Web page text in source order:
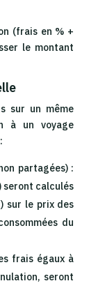
(frais en % +
le montant
sur un même
à un voyage
partagées) :
seront calculés
sur le prix des
du
frais égaux à
seront